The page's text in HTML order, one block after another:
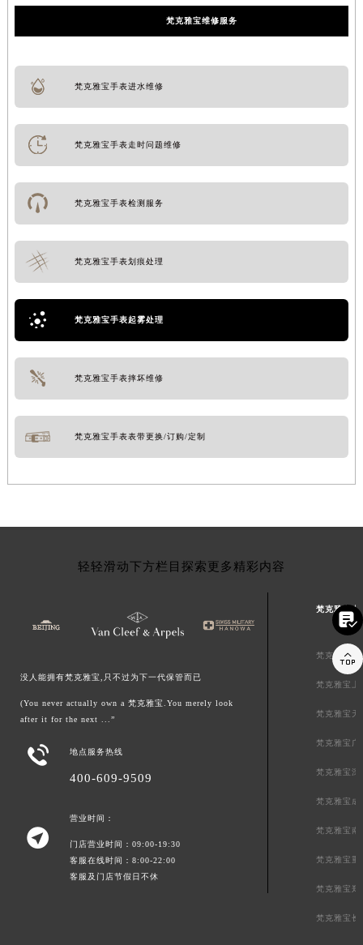
梵克雅宝维修服务
梵克雅宝手表进水维修
梵克雅宝手表走时问题维修
梵克雅宝手表检测服务
梵克雅宝手表划痕处理
梵克雅宝手表起雾处理
梵克雅宝手表摔坏维修
梵克雅宝手表表带更换/订购/定制
轻轻滑动下方栏目探索更多精彩内容
没人能拥有梵克雅宝,只不过为下一代保管而已
(You never actually own a 梵克雅宝.You merely look
after it for the next ...”
 地点服务热线
400-609-9509

营业时间：
门店营业时间：09:00-19:30
客服在线时间：8:00-22:00
客服及门店节假日不休
梵克雅宝中
梵克雅宝北
梵克雅宝上
梵克雅宝天
梵克雅宝广
梵克雅宝深
梵克雅宝成
梵克雅宝南
梵克雅宝重
梵克雅宝郑
梵克雅宝长

